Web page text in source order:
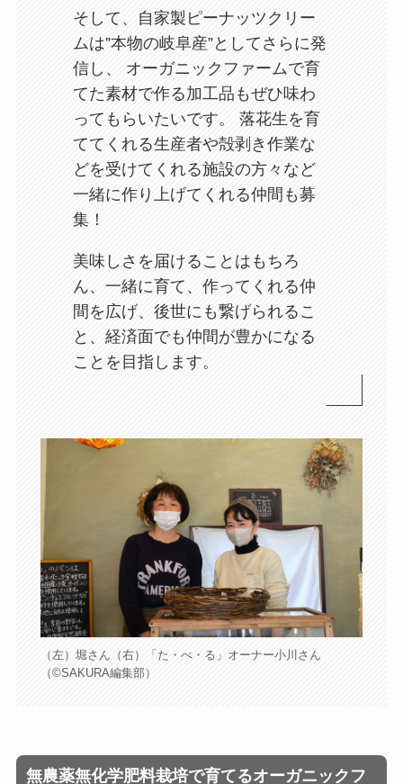
そして、自家製ピーナッツクリー
ムは”本物の岐阜産”としてさらに発
信し、 オーガニックファームで育
てた素材で作る加工品もぜひ味わ
ってもらいたいです。 落花生を育
ててくれる生産者や殻剥き作業な
どを受けてくれる施設の方々など
一緒に作り上げてくれる仲間も募
集！
美味しさを届けることはもちろ
ん、一緒に育て、作ってくれる仲
間を広げ、後世にも繋げられるこ
と、経済面でも仲間が豊かになる
ことを目指します。
（左）堀さん（右）「た・べ・る」オーナー小川さん
（©️SAKURA編集部）
無農薬無化学肥料栽培で育てるオーガニックフ